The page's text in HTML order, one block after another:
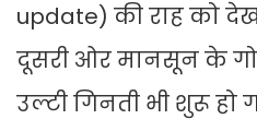
update) की राह को
दूसरी ओर मानसून के
उल्टी गिनती भी शुरू हो